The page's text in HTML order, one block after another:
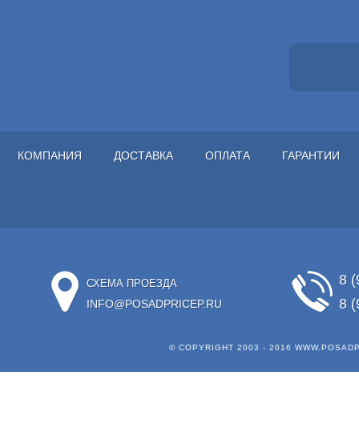
КОМПАНИЯ ДОСТАВКА ОПЛАТА ГАРАНТИИ
СХЕМА ПРОЕЗДА
INFO@POSADPRICEP.RU
8
8
© COPYRIGHT 2003 - 2016